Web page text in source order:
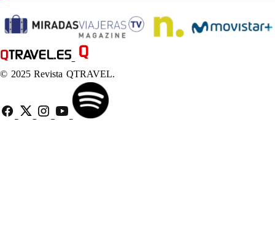
© 2025 Revista QTRAVEL.